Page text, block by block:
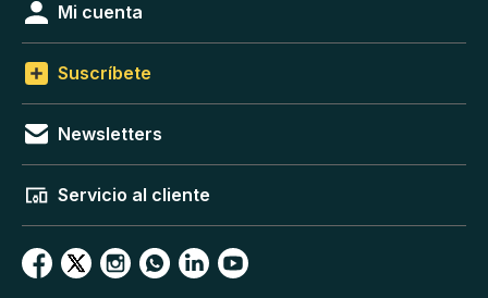
Mi cuenta
Suscríbete
Newsletters
Servicio al cliente